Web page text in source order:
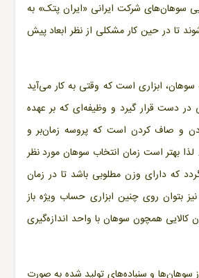
سوهان‌های شرکت ایرانی «ایران پتک» به
تا در حین کار مشکلی از نظر ابعاد پیش
سوهان، ابزاری است که وقتی به کار می‌آید
در دست قرار گیرد و وظیفه‌ای که بر عهده
و صاف کردن است که پروسه زمان‌بر و
لذا بهتر است زمان انتخاب سوهان مورد نظر
که دارای وزن مطلوبی باشد تا در زمان
بتوان روی چنین ابزاری حساب ویژه باز
کالایی همچون سوهان با واحد اندازه‌گیری